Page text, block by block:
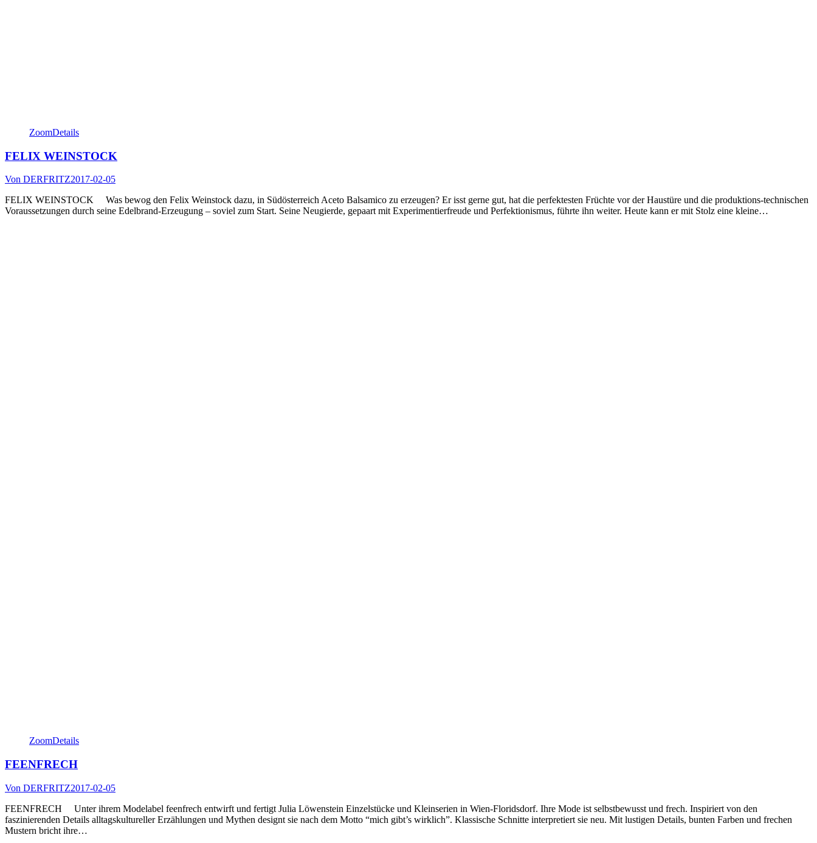
ZoomDetails
FELIX WEINSTOCK
Von DERFRITZ2017-02-05
FELIX WEINSTOCK Was bewog den Felix Weinstock dazu, in Südösterreich Aceto Balsamico zu erzeugen? Er isst gerne gut, hat die perfektesten Früchte vor der Haustüre und die produktions-technischen
Voraussetzungen durch seine Edelbrand-Erzeugung – soviel zum Start. Seine Neugierde, gepaart mit Experimentierfreude und Perfektionismus, führte ihn weiter. Heute kann er mit Stolz eine kleine…
ZoomDetails
FEENFRECH
Von DERFRITZ2017-02-05
FEENFRECH Unter ihrem Modelabel feenfrech entwirft und fertigt Julia Löwenstein Einzelstücke und Kleinserien in Wien-Floridsdorf. Ihre Mode ist selbstbewusst und frech. Inspiriert von den
faszinierenden Details alltagskultureller Erzählungen und Mythen designt sie nach dem Motto “mich gibt’s wirklich”. Klassische Schnitte interpretiert sie neu. Mit lustigen Details, bunten Farben und frechen
Mustern bricht ihre…